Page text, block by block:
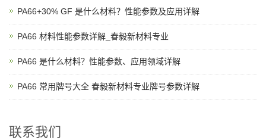
PA66+30% GF 是什么材料？性能参数及应用详解
PA66 材料性能参数详解_春毅新材料专业
PA66 是什么材料？性能参数、应用领域详解
PA66 常用牌号大全 春毅新材料专业牌号参数详解
联系我们